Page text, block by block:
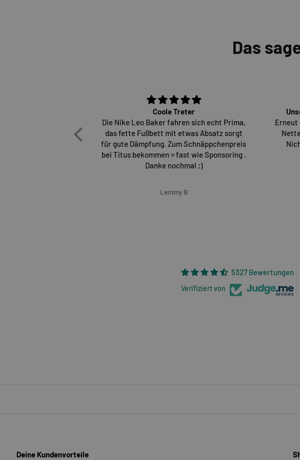
Das
Coole Treter
Die Nike Leo Baker fahren sich echt Prima,
das fette Fußbett mit etwas Absatz sorgt
für gute Dämpfung. Zum Schnäppchenpreis
bei Titus bekommen = fast wie Sponsoring .
Danke nochmal ;)
Lemmy B
Erneut
5327 Bewertungen
Verifiziert von
Deine Kundenvorteile